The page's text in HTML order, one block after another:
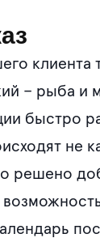
клиента
– рыба и
быстро
не
решено